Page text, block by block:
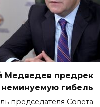
Медведев предрек
неминуемую гибель
председателя Совета